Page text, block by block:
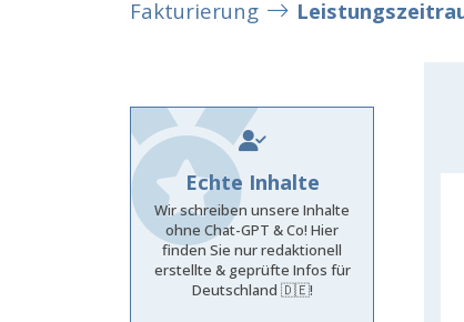
Fakturierung
Echte Inhalte
Wir schreiben unsere Inhalte
ohne Chat-GPT & Co! Hier
finden Sie nur redaktionell
erstellte & geprüfte Infos für
Deutschland 🇩🇪!